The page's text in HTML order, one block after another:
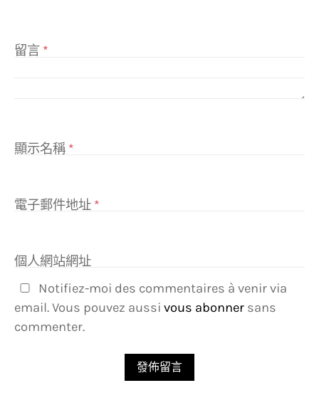
留言 *
顯示名稱 *
電子郵件地址 *
個人網站網址
Notifiez-moi des commentaires à venir via
email. Vous pouvez aussi vous abonner sans
commenter.